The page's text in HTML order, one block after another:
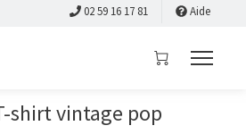
02 59 16 17 81 Aide
shirt vintage pop